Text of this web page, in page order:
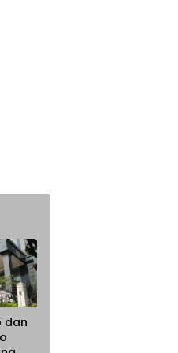
dan